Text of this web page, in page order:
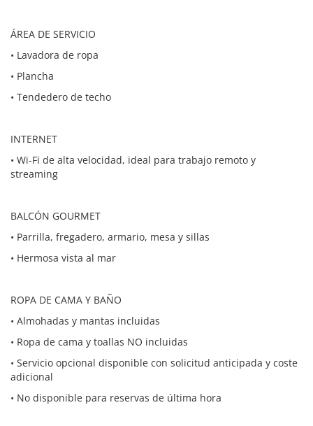
ÁREA DE SERVICIO
• Lavadora de ropa
• Plancha
• Tendedero de techo
INTERNET
• Wi-Fi de alta velocidad, ideal para trabajo remoto y
streaming
BALCÓN GOURMET
• Parrilla, fregadero, armario, mesa y sillas
• Hermosa vista al mar
ROPA DE CAMA Y BAÑO
• Almohadas y mantas incluidas
• Ropa de cama y toallas NO incluidas
• Servicio opcional disponible con solicitud anticipada y coste
adicional
• No disponible para reservas de última hora